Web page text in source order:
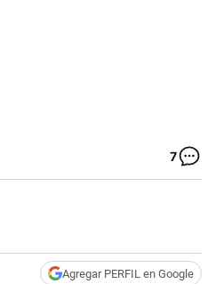
7
Agregar PERFIL en Google